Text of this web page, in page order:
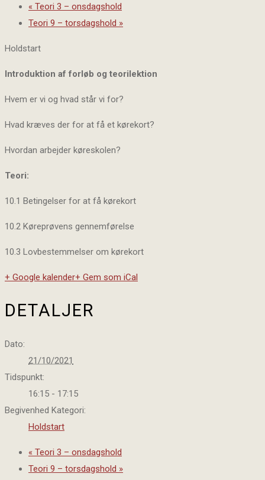
« Teori 3 – onsdagshold
Teori 9 – torsdagshold »
Holdstart
Introduktion af forløb og teorilektion
Hvem er vi og hvad står vi for?
Hvad kræves der for at få et kørekort?
Hvordan arbejder køreskolen?
Teori:
10.1 Betingelser for at få kørekort
10.2 Køreprøvens gennemførelse
10.3 Lovbestemmelser om kørekort
+ Google kalender+ Gem som iCal
DETALJER
Dato:
21/10/2021
Tidspunkt:
16:15 - 17:15
Begivenhed Kategori:
Holdstart
« Teori 3 – onsdagshold
Teori 9 – torsdagshold »